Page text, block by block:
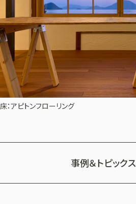
床：アピトンフローリング
事例＆トピックス